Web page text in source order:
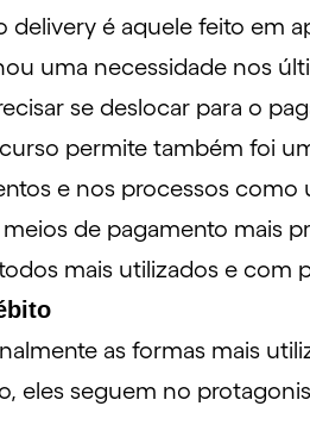
delivery é aquele feito em
uma necessidade nos
se deslocar para o
permite também foi
e nos processos
de pagamento mais
mais utilizados e com
as formas mais
eles seguem no